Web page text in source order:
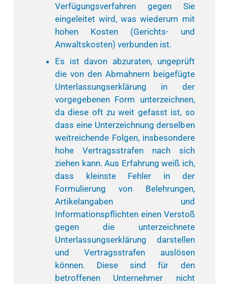
Verfügungsverfahren gegen Sie
eingeleitet wird, was wiederum mit
hohen Kosten (Gerichts- und
Anwaltskosten) verbunden ist.
Es ist davon abzuraten, ungeprüft
die von den Abmahnern beigefügte
Unterlassungserklärung in der
vorgegebenen Form unterzeichnen,
da diese oft zu weit gefasst ist, so
dass eine Unterzeichnung derselben
weitreichende Folgen, insbesondere
hohe Vertragsstrafen nach sich
ziehen kann. Aus Erfahrung weiß ich,
dass kleinste Fehler in der
Formulierung von Belehrungen,
Artikelangaben und
Informationspflichten einen Verstoß
gegen die unterzeichnete
Unterlassungserklärung darstellen
und Vertragsstrafen auslösen
können. Diese sind für den
betroffenen Unternehmer nicht